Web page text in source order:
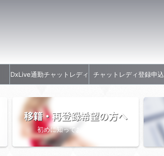
DxLive通勤チャットレディ チャットレディ登録申込
移籍・再登録希望の方へ
初めに知っておきたい情報